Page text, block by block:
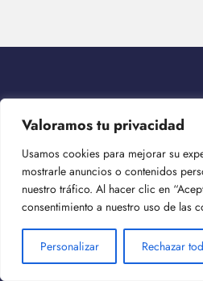
Valoramos tu privacidad
Usamos cookies para mejorar su
mostrarle anuncios o contenidos
nuestro tráfico. Al hacer clic en
consentimiento a nuestro uso de las
Personalizar Rechazar
En Electropreguntas.com,
nos
la electricidad y sus aplicaciones.
eléctrico, hemos creado este sitio
conocimiento y experiencia con la
brindar información precisa y
como sus aplicaciones y características.
consejos útiles, trucos y soluciones a